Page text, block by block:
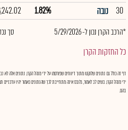
30
נובה 1.82%
*הרכב הקרן נכון ל- 5/29/2026 סך נכסים:
כל החזקות הקרן
דף זה כולל גם נתונים שלוקטו מתוך דיווחים שפורסמו על ידי מנהל הקרן. נתונים אלה לא
ידי מנהל הקרן. בשים לב לאמור, גלובס אינה מתחייבת לכך שהנתונים כאמור יהיו עדכניים
בהם.